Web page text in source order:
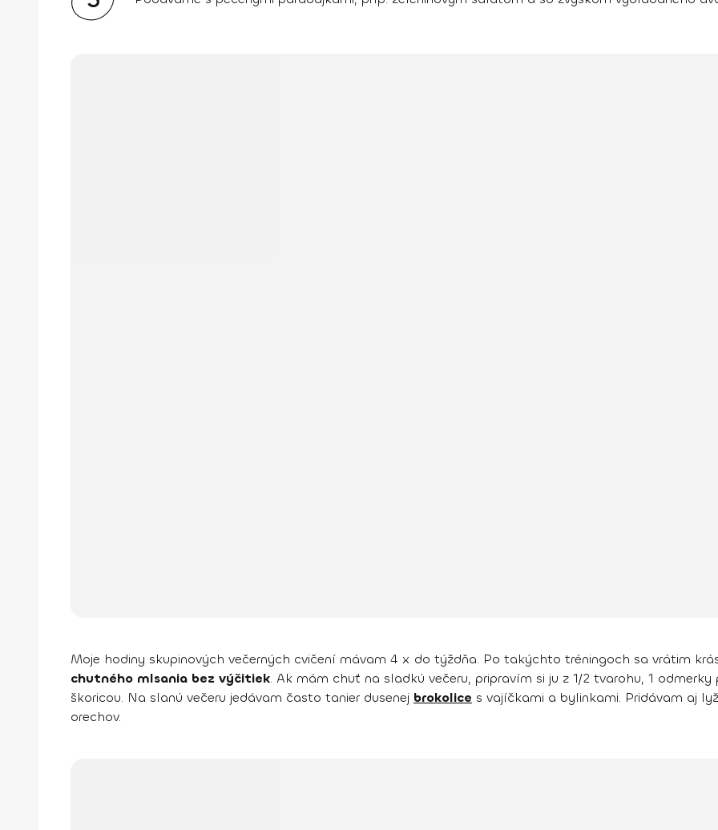
Moje hodiny skupinových večerných cvičení mávam 4 x do týždňa. Po takýchto tréningoch sa vrátim
chutného mlsania bez výčitiek. Ak mám chuť na sladkú večeru, pripravím si ju z 1/2 tvarohu, 1
škoricou. Na slanú večeru jedávam často tanier dusenej brokolice s vajíčkami a bylinkami. Pridávam aj
orechov.